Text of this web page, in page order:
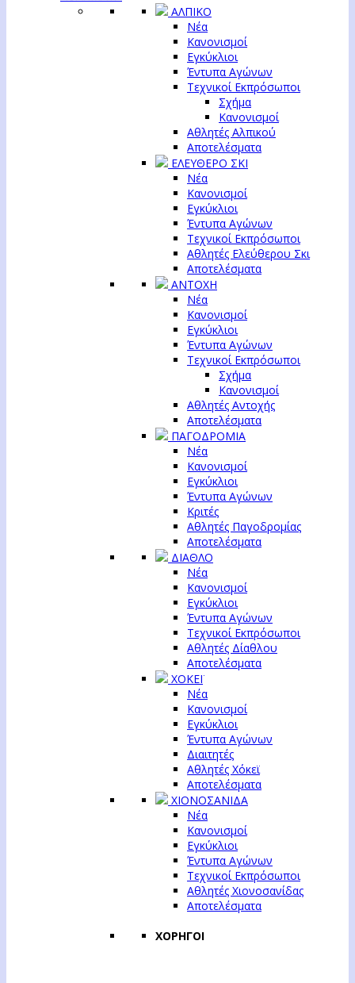
ΑΛΠΙΚΟ
Νέα
Κανονισμοί
Εγκύκλιοι
Έντυπα Αγώνων
Τεχνικοί Εκπρόσωποι
Σχήμα
Κανονισμοί
Αθλητές Αλπικού
Αποτελέσματα
ΕΛΕΥΘΕΡΟ ΣΚΙ
Νέα
Κανονισμοί
Εγκύκλιοι
Έντυπα Αγώνων
Τεχνικοί Εκπρόσωποι
Αθλητές Ελεύθερου Σκι
Αποτελέσματα
ΑΝΤΟΧΗ
Νέα
Κανονισμοί
Εγκύκλιοι
Έντυπα Αγώνων
Τεχνικοί Εκπρόσωποι
Σχήμα
Κανονισμοί
Αθλητές Αντοχής
Αποτελέσματα
ΠΑΓΟΔΡΟΜΙΑ
Νέα
Κανονισμοί
Εγκύκλιοι
Έντυπα Αγώνων
Κριτές
Αθλητές Παγοδρομίας
Αποτελέσματα
ΔΙΑΘΛΟ
Νέα
Κανονισμοί
Εγκύκλιοι
Έντυπα Αγώνων
Τεχνικοί Εκπρόσωποι
Αθλητές Δίαθλου
Αποτελέσματα
ΧΟΚΕΪ
Νέα
Κανονισμοί
Εγκύκλιοι
Έντυπα Αγώνων
Διαιτητές
Αθλητές Χόκεϊ
Αποτελέσματα
ΧΙΟΝΟΣΑΝΙΔΑ
Νέα
Κανονισμοί
Εγκύκλιοι
Έντυπα Αγώνων
Τεχνικοί Εκπρόσωποι
Αθλητές Χιονοσανίδας
Αποτελέσματα
ΧΟΡΗΓΟΙ